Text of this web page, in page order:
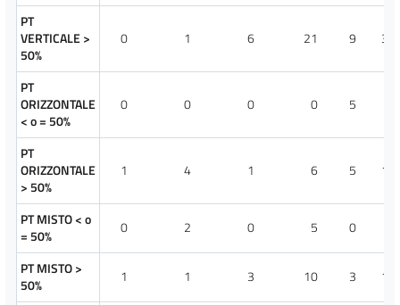
PT
VERTICALE >
50%
0 1 6 21 9 37
PT
ORIZZONTALE
< o = 50%
0 0 0 0 5
PT
ORIZZONTALE
> 50%
1 4 1 6 5 17
PT MISTO < o
= 50%
0 2 0 5 0
PT MISTO >
50%
1 1 3 10 3 18